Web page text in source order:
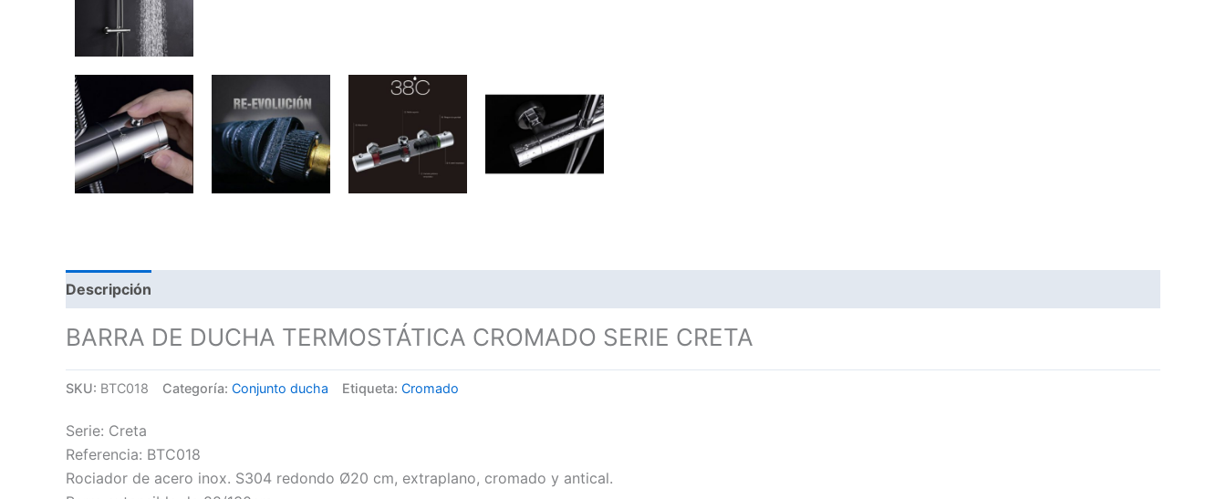
Descripción
BARRA DE DUCHA TERMOSTÁTICA CROMADO SERIE CRETA
SKU: BTC018 Categoría: Conjunto ducha Etiqueta: Cromado
Serie: Creta
Referencia: BTC018
Rociador de acero inox. S304 redondo Ø20 cm, extraplano, cromado y antical.